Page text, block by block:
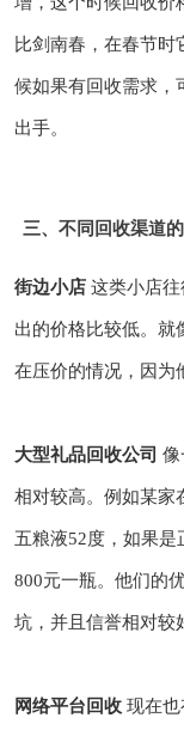
比剑南春，在春节时
候如果有回收需求，
出手。
三、不同回收渠道
街边小店这类小店往
出的价格比较低。就
在压价的情况，因为
大型礼品回收公司 像
相对较高。例如某家
五粮液52度，如果
800元一瓶。他们的
坑，并且信誉相对较
网络平台回收现在也